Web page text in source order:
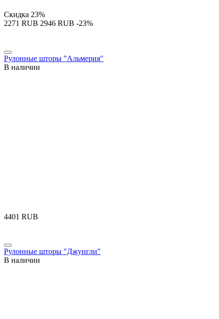
Скидка 23%
‍2271‍ RUB ‍2946‍ RUB -23%
Рулонные шторы "Альмерия"
В наличии
‍4401‍ RUB
Рулонные шторы "Джунгли"
В наличии